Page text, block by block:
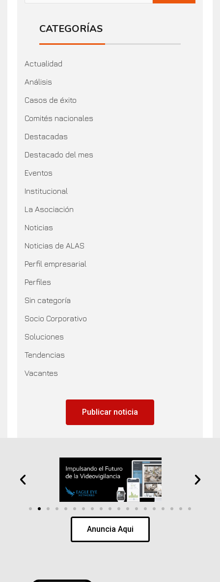
CATEGORÍAS
Actualidad
Análisis
Casos de éxito
Comités nacionales
Destacadas
Destacado del mes
Eventos
Institucional
La Asociación
Noticias
Noticias de ALAS
Perfil empresarial
Perfiles
Sin categoría
Socio Corporativo
Soluciones
Tendencias
Vacantes
Publicar noticia
Anuncia Aqui